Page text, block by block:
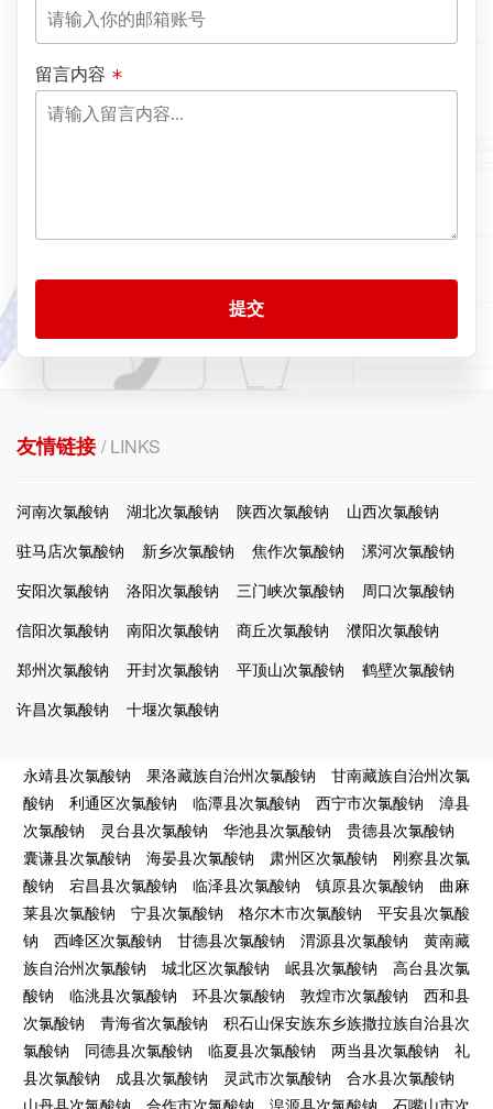
留言内容
提交
友情链接/ LINKS
河南次氯酸钠 湖北次氯酸钠 陕西次氯酸钠
山西次氯酸钠
驻马店次氯酸钠
新乡次氯酸钠 焦作次氯酸钠
漯河次氯酸钠
安阳次氯酸钠
洛阳次氯酸钠 三门峡次氯酸钠
周口次氯酸钠
信阳次氯酸钠
南阳次氯酸钠 商丘次氯酸钠
濮阳次氯酸钠
郑州次氯酸钠
开封次氯酸钠 平顶山次氯酸钠
鹤壁次氯酸钠
许昌次氯酸钠
十堰次氯酸钠
永靖县次氯酸钠 果洛藏族自治州次氯酸钠
甘南藏族自治州次氯
酸钠
利通区次氯酸钠 临潭县次氯酸钠 西宁市次氯酸钠
漳县
次氯酸钠
灵台县次氯酸钠 华池县次氯酸钠
贵德县次氯酸钠
囊谦县次氯酸钠
海晏县次氯酸钠 肃州区次氯酸钠
刚察县次氯
酸钠
宕昌县次氯酸钠 临泽县次氯酸钠 镇原县次氯酸钠
曲麻
莱县次氯酸钠
宁县次氯酸钠 格尔木市次氯酸钠
平安县次氯酸
钠
西峰区次氯酸钠 甘德县次氯酸钠 渭源县次氯酸钠
黄南藏
族自治州次氯酸钠
城北区次氯酸钠 岷县次氯酸钠
高台县次氯
酸钠
临洮县次氯酸钠 环县次氯酸钠 敦煌市次氯酸钠
西和县
次氯酸钠
青海省次氯酸钠
积石山保安族东乡族撒拉族自治县次
氯酸钠
同德县次氯酸钠 临夏县次氯酸钠 两当县次氯酸钠
礼
县次氯酸钠
成县次氯酸钠 灵武市次氯酸钠
合水县次氯酸钠
山丹县次氯酸钠
合作市次氯酸钠 湟源县次氯酸钠 石嘴山市次